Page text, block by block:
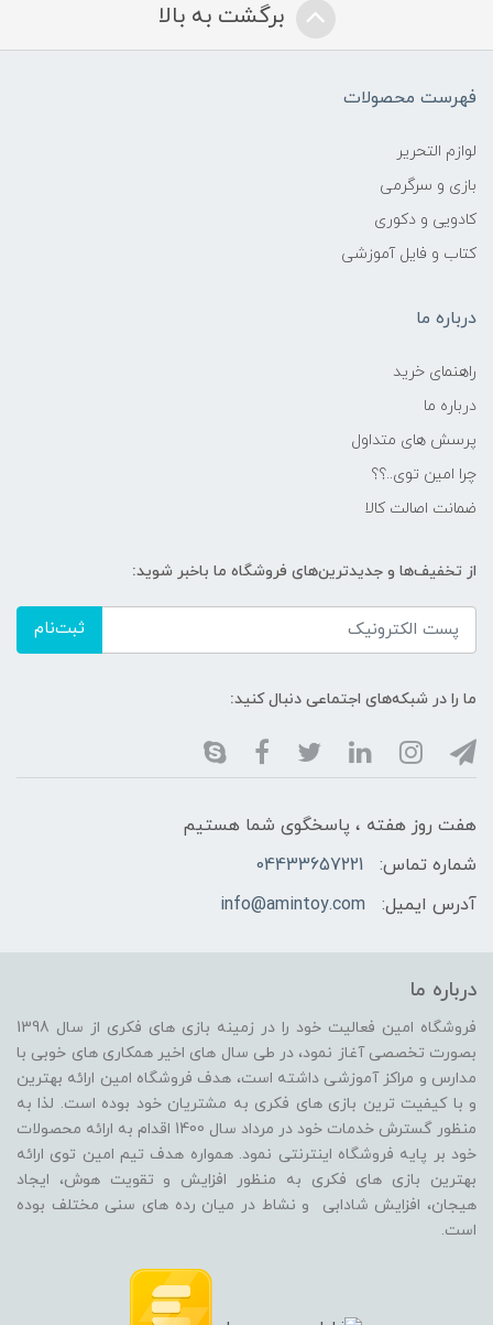
برگشت به بالا
فهرست محصولات
لوازم التحریر
بازی و سرگرمی
کادویی و دکوری
کتاب و فایل آموزشی
درباره ما
راهنمای خرید
درباره ما
پرسش های متداول
چرا امین توی..؟؟
ضمانت اصالت کالا
از تخفیف‌ها و جدیدترین‌های فروشگاه ما باخبر شوید:
ثبت‌نام
ما را در شبکه‌های اجتماعی دنبال کنید:
هفت روز هفته ، پاسخگوی شما هستیم
شماره تماس:
04433657221
آدرس ایمیل:
info@amintoy.com
درباره ما
فروشگاه امین فعالیت خود را در زمینه بازی های فکری از سال 1398
بصورت تخصصی آغاز نمود، در طی سال های اخیر همکاری های خوبی با
مدارس و مراکز آموزشی داشته است، هدف فروشگاه امین ارائه بهترین
و با کیفیت ترین بازی های فکری به مشتریان خود بوده است. لذا به
منظور گسترش خدمات خود در مرداد سال 1400 اقدام به ارائه محصولات
خود بر پایه فروشگاه اینترنتی نمود. همواره هدف تیم امین توی ارائه
بهترین بازی های فکری به منظور افزایش و تقویت هوش، ایجاد
هیجان، افزایش شادابی و نشاط در میان رده های سنی مختلف بوده
است.